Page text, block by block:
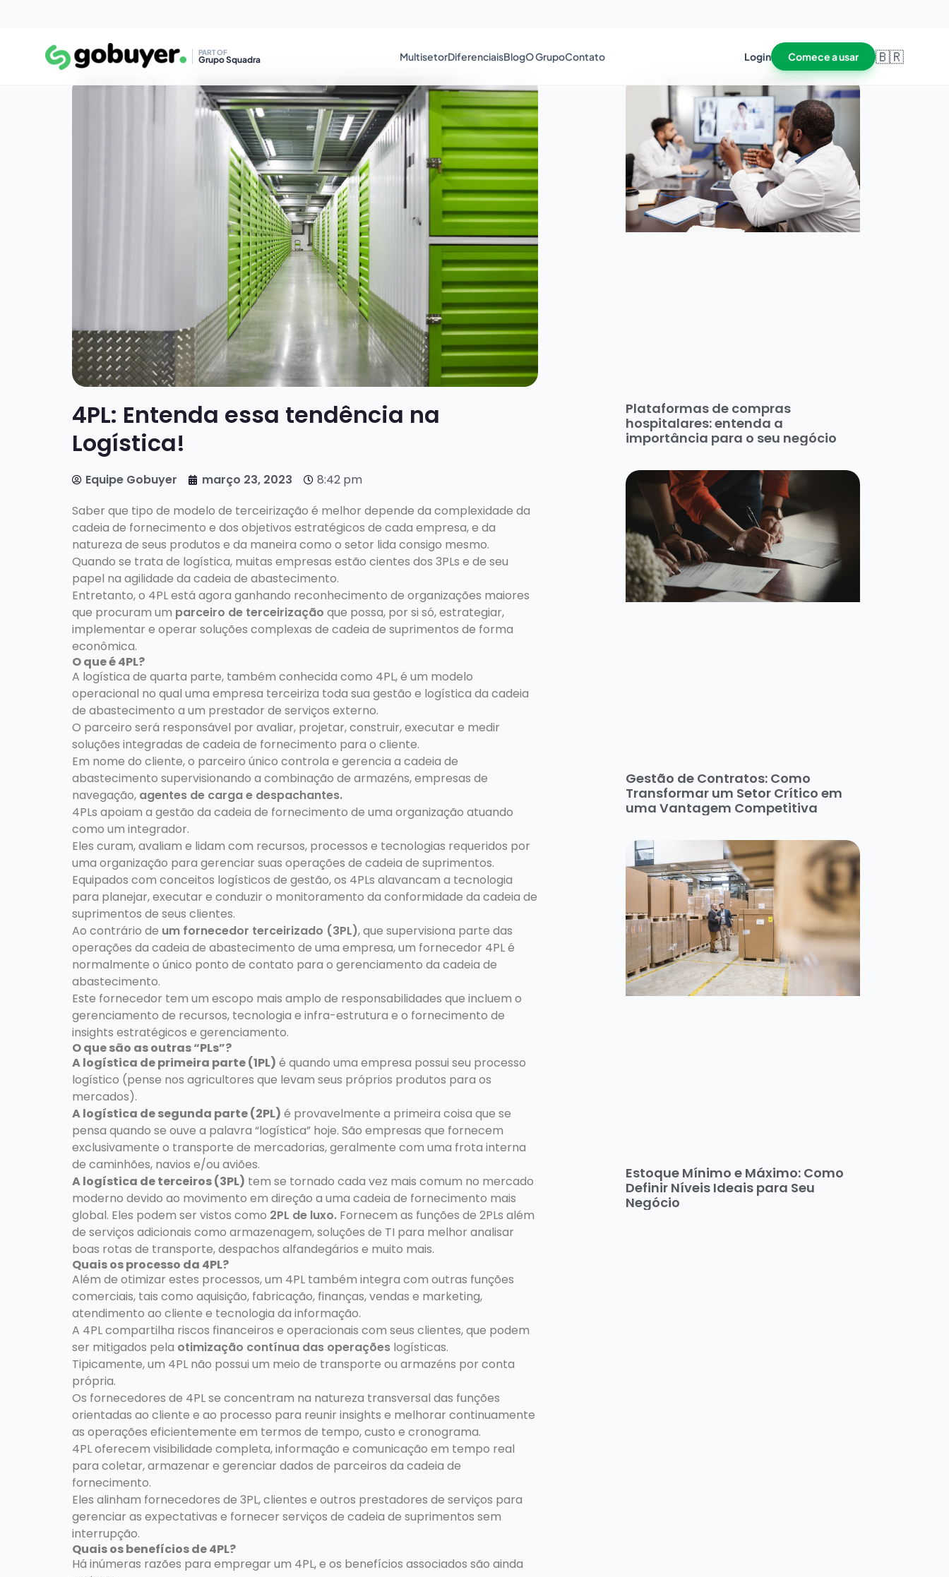
PART OF
Grupo Squadra MultisetorDiferenciaisBlogO GrupoContato Login Comece a usar 🇧🇷
4PL: Entenda essa tendência na
Logística!
Equipe Gobuyer março 23, 2023
8:42 pm
Saber que tipo de modelo de terceirização é melhor depende da complexidade da
cadeia de fornecimento e dos objetivos estratégicos de cada empresa, e da
natureza de seus produtos e da maneira como o setor lida consigo mesmo.
Quando se trata de logística, muitas empresas estão cientes dos 3PLs e de seu
papel na agilidade da cadeia de abastecimento.
Entretanto, o 4PL está agora ganhando reconhecimento de organizações maiores
que procuram um parceiro de terceirização que possa, por si só, estrategiar,
implementar e operar soluções complexas de cadeia de suprimentos de forma
econômica.
O que é 4PL?
A logística de quarta parte, também conhecida como 4PL, é um modelo
operacional no qual uma empresa terceiriza toda sua gestão e logística da cadeia
de abastecimento a um prestador de serviços externo.
O parceiro será responsável por avaliar, projetar, construir, executar e medir
soluções integradas de cadeia de fornecimento para o cliente.
Em nome do cliente, o parceiro único controla e gerencia a cadeia de
abastecimento supervisionando a combinação de armazéns, empresas de
navegação, agentes de carga e despachantes.
4PLs apoiam a gestão da cadeia de fornecimento de uma organização atuando
como um integrador.
Eles curam, avaliam e lidam com recursos, processos e tecnologias requeridos por
uma organização para gerenciar suas operações de cadeia de suprimentos.
Equipados com conceitos logísticos de gestão, os 4PLs alavancam a tecnologia
para planejar, executar e conduzir o monitoramento da conformidade da cadeia de
suprimentos de seus clientes.
Ao contrário de um fornecedor terceirizado (3PL), que supervisiona parte das
operações da cadeia de abastecimento de uma empresa, um fornecedor 4PL é
normalmente o único ponto de contato para o gerenciamento da cadeia de
abastecimento.
Este fornecedor tem um escopo mais amplo de responsabilidades que incluem o
gerenciamento de recursos, tecnologia e infra-estrutura e o fornecimento de
insights estratégicos e gerenciamento.
O que são as outras “PLs”?
A logística de primeira parte (1PL) é quando uma empresa possui seu processo
logístico (pense nos agricultores que levam seus próprios produtos para os
mercados).
A logística de segunda parte (2PL) é provavelmente a primeira coisa que se
pensa quando se ouve a palavra “logística” hoje. São empresas que fornecem
exclusivamente o transporte de mercadorias, geralmente com uma frota interna
de caminhões, navios e/ou aviões.
A logística de terceiros (3PL) tem se tornado cada vez mais comum no mercado
moderno devido ao movimento em direção a uma cadeia de fornecimento mais
global. Eles podem ser vistos como 2PL de luxo. Fornecem as funções de 2PLs além
de serviços adicionais como armazenagem, soluções de TI para melhor analisar
boas rotas de transporte, despachos alfandegários e muito mais.
Quais os processo da 4PL?
Além de otimizar estes processos, um 4PL também integra com outras funções
comerciais, tais como aquisição, fabricação, finanças, vendas e marketing,
atendimento ao cliente e tecnologia da informação.
A 4PL compartilha riscos financeiros e operacionais com seus clientes, que podem
ser mitigados pela otimização contínua das operações logísticas.
Tipicamente, um 4PL não possui um meio de transporte ou armazéns por conta
própria.
Os fornecedores de 4PL se concentram na natureza transversal das funções
orientadas ao cliente e ao processo para reunir insights e melhorar continuamente
as operações eficientemente em termos de tempo, custo e cronograma.
4PL oferecem visibilidade completa, informação e comunicação em tempo real
para coletar, armazenar e gerenciar dados de parceiros da cadeia de
fornecimento.
Eles alinham fornecedores de 3PL, clientes e outros prestadores de serviços para
gerenciar as expectativas e fornecer serviços de cadeia de suprimentos sem
interrupção.
Quais os benefícios de 4PL?
Há inúmeras razões para empregar um 4PL, e os benefícios associados são ainda
Plataformas de compras
hospitalares: entenda a
importância para o seu negócio
Gestão de Contratos: Como
Transformar um Setor Crítico em
uma Vantagem Competitiva
Estoque Mínimo e Máximo: Como
Definir Níveis Ideais para Seu
Negócio